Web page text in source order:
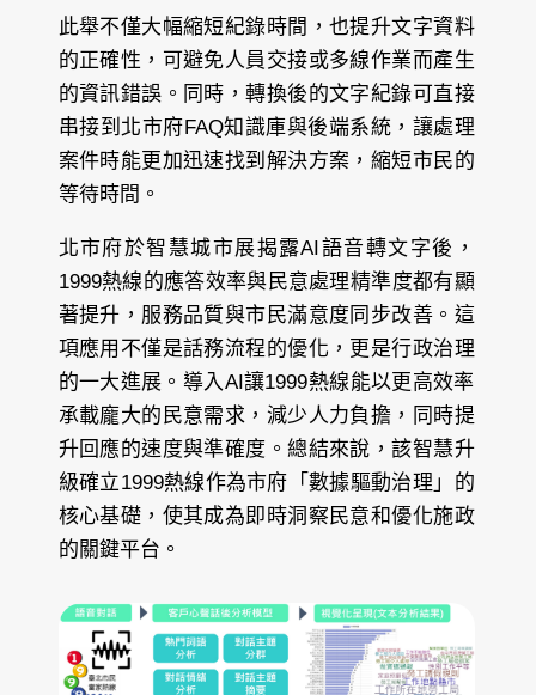
此舉不僅大幅縮短紀錄時間，也提升文字資料
的正確性，可避免人員交接或多線作業而產生
的資訊錯誤。同時，轉換後的文字紀錄可直接
串接到北市府FAQ知識庫與後端系統，讓處理
案件時能更加迅速找到解決方案，縮短市民的
等待時間。
北市府於智慧城市展揭露AI語音轉文字後，
1999熱線的應答效率與民意處理精準度都有顯
著提升，服務品質與市民滿意度同步改善。這
項應用不僅是話務流程的優化，更是行政治理
的一大進展。導入AI讓1999熱線能以更高效率
承載龐大的民意需求，減少人力負擔，同時提
升回應的速度與準確度。總結來說，該智慧升
級確立1999熱線作為市府「數據驅動治理」的
核心基礎，使其成為即時洞察民意和優化施政
的關鍵平台。